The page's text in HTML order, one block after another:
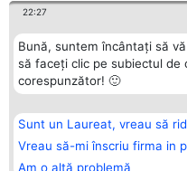
22:27
Bună, suntem încântați să
să faceți clic pe subiectul de
corespunzător! 🙂
Sunt un Laureat, vreau să
Vreau să-mi înscriu firma in
Am o altă problemă
Organizator Ranking
BRIGHT SOLUTIONS BR SRL
Aleea Timisul De Sus 2 Bl. A30
Sc. A Et. 4 Ap. 13 Cod 061952
CUI 36737675
tel: +40 770 990 492